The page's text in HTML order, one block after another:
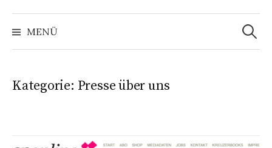
MENÜ
Suchen
nach:
Kategorie: Presse über uns